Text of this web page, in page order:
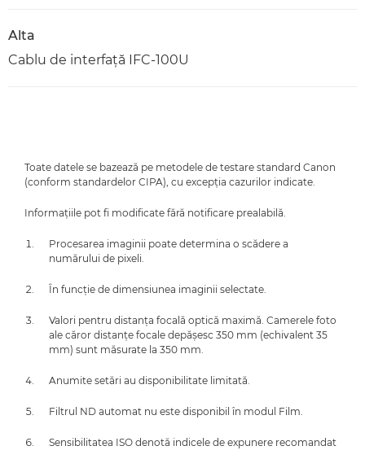
Alta
Cablu de interfaţă IFC-100U
Toate datele se bazează pe metodele de testare standard Canon
(conform standardelor CIPA), cu excepţia cazurilor indicate.
Informaţiile pot fi modificate fără notificare prealabilă.
Procesarea imaginii poate determina o scădere a
numărului de pixeli.
În funcţie de dimensiunea imaginii selectate.
Valori pentru distanţa focală optică maximă. Camerele foto
ale căror distanţe focale depăşesc 350 mm (echivalent 35
mm) sunt măsurate la 350 mm.
Anumite setări au disponibilitate limitată.
Filtrul ND automat nu este disponibil în modul Film.
Sensibilitatea ISO denotă indicele de expunere recomandat